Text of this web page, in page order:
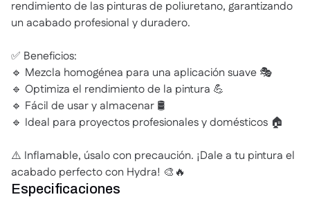
rendimiento de las pinturas de poliuretano, garantizando
un acabado profesional y duradero.
✅ Beneficios:
🔹 Mezcla homogénea para una aplicación suave 🎭
🔹 Optimiza el rendimiento de la pintura 💪
🔹 Fácil de usar y almacenar 🛢️
🔹 Ideal para proyectos profesionales y domésticos 🏠
⚠️ Inflamable, úsalo con precaución. ¡Dale a tu pintura el
acabado perfecto con Hydra! 🎨🔥
Especificaciones